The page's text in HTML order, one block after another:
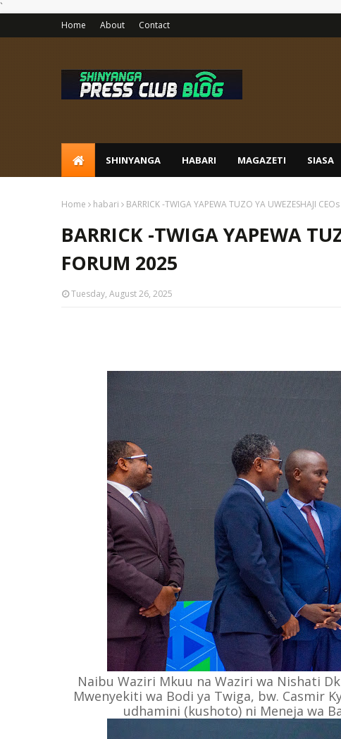
`
Home About Contact
SHINYANGA HABARI MAGAZETI SIASA
Home habari BARRICK -TWIGA YAPEWA TUZO YA UWEZESHAJI
BARRICK -TWIGA YAPEWA
FORUM 2025
Tuesday, August 26, 2025
Naibu Waziri Mkuu na Waziri wa Nishati
Mwenyekiti wa Bodi ya Twiga, bw. Casmir
udhamini (kushoto) ni Meneja wa